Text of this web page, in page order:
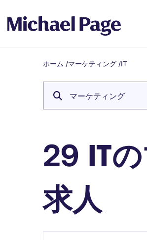
Breadcrumb
ホーム /マーケティング /IT
マーケティング
29 IT
求人